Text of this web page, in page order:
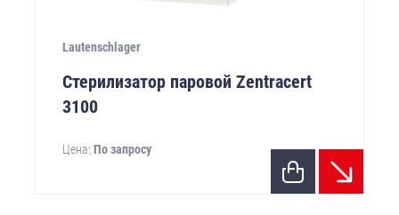
Lautenschlager
Стерилизатор паровой Zentracert
3100
Цена: По запросу